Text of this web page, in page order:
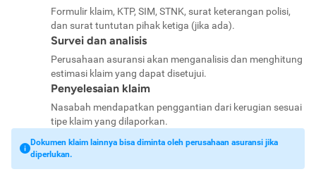
Formulir klaim, KTP, SIM, STNK, surat keterangan polisi,
dan surat tuntutan pihak ketiga (jika ada).
Survei dan analisis
Perusahaan asuransi akan menganalisis dan menghitung
estimasi klaim yang dapat disetujui.
Penyelesaian klaim
Nasabah mendapatkan penggantian dari kerugian sesuai
tipe klaim yang dilaporkan.
Dokumen klaim lainnya bisa diminta oleh perusahaan asuransi jika
diperlukan.